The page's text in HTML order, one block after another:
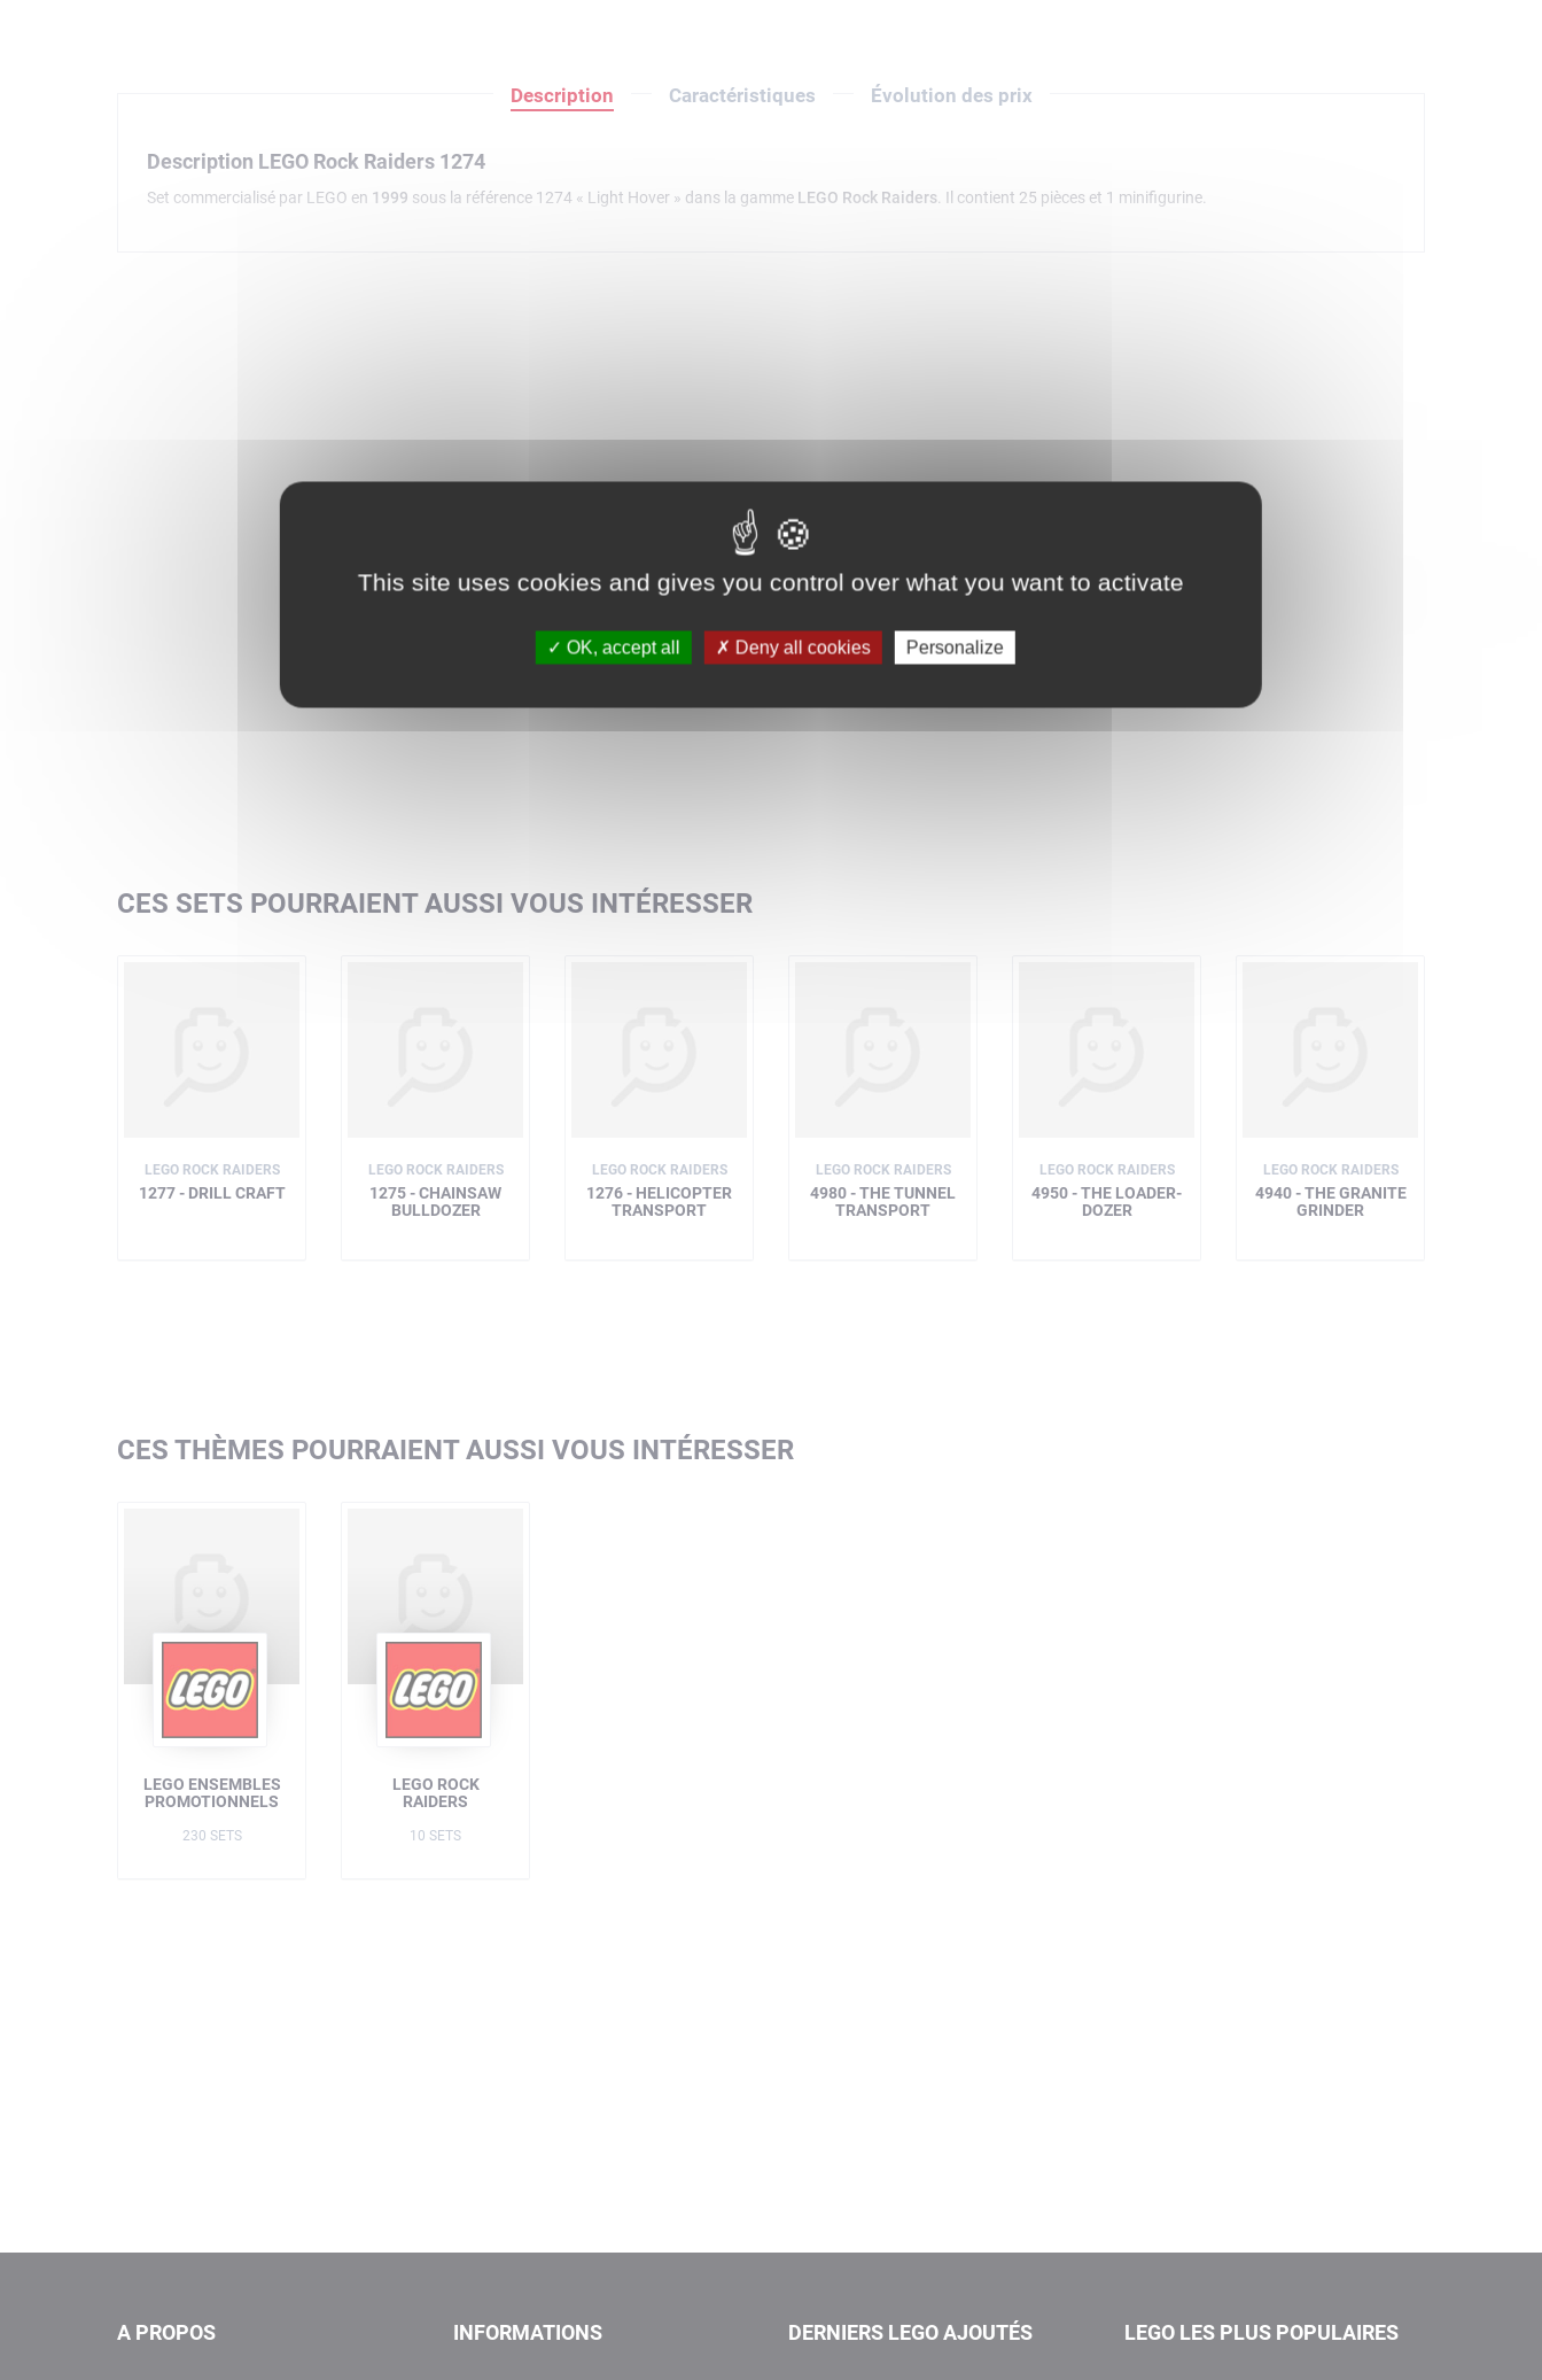
Description Caractéristiques Évolution des prix
Description LEGO Rock Raiders 1274
Set commercialisé par LEGO en 1999 sous la référence 1274 « Light Hover » dans la gamme LEGO Rock Raiders . Il contient 25 pièces et 1 minifigurine.
CES SETS POURRAIENT AUSSI VOUS INTÉRESSER
LEGO ROCK RAIDERS
1277 - DRILL CRAFT
LEGO ROCK RAIDERS
1275 - CHAINSAW
BULLDOZER
LEGO ROCK RAIDERS
1276 - HELICOPTER
TRANSPORT
LEGO ROCK RAIDERS
4980 - THE TUNNEL
TRANSPORT
LEGO ROCK RAIDERS
4950 - THE LOADER-
DOZER
LEGO ROCK RAIDERS
4940 - THE GRANITE
GRINDER
CES THÈMES POURRAIENT AUSSI VOUS INTÉRESSER
LEGO ENSEMBLES
PROMOTIONNELS
230 SETS
LEGO ROCK
RAIDERS
10 SETS
A PROPOS INFORMATIONS DERNIERS LEGO AJOUTÉS LEGO LES PLUS POPULAIRES
This site uses cookies and gives you control over what you want to activate
OK, accept all Deny all cookies Personalize